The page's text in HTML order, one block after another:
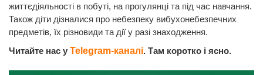
життєдіяльності в побуті, на прогулянці та під час навчання.
Також діти дізналися про небезпеку вибухонебезпечних
предметів, їх різновиди та дії у разі знаходження.
Читайте нас у Telegram-каналі. Там коротко і ясно.